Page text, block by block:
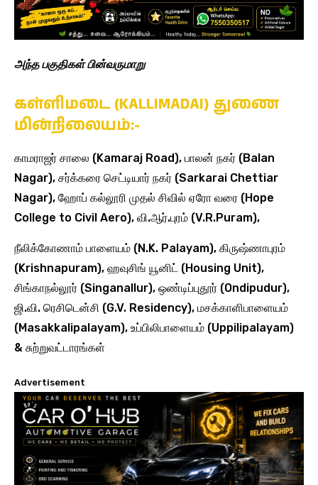
அந்த பகுதிகள் பின்வருமாறு
கள்ளிமடை (KALLIMADAI) துணை
மின்நிலையம்:-
காமராஜர் சாலை (Kamaraj Road), பாலன் நகர் (Balan
Nagar), சர்க்கரை செட்டியார் நகர் (Sarkarai Chettiar
Nagar), ஹோப் கல்லூரி முதல் சிவில் ஏரோ வரை (Hope
College to Civil Aero), வி.ஆர்.புரம் (V.R.Puram),
நீலிக்கோணாம் பாளையம் (N.K. Palayam), கிருஷ்ணாபுரம்
(Krishnapuram), ஹவுசிங் யூனிட் (Housing Unit),
சிங்காநல்லூர் (Singanallur), ஒண்டிப்புதூர் (Ondipudur),
ஜி.வி. ரெசிடென்சி (G.V. Residency), மசக்காளிபாளையம்
(Masakkalipalayam), உப்பிலிபாளையம் (Uppilipalayam)
& சுற்றுவட்டாரங்கள்
Advertisement